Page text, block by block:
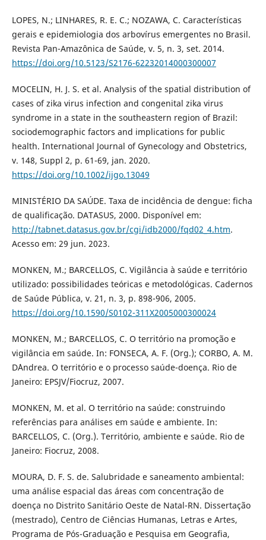
LOPES, N.; LINHARES, R. E. C.; NOZAWA, C. Características
gerais e epidemiologia dos arbovírus emergentes no Brasil.
Revista Pan-Amazônica de Saúde, v. 5, n. 3, set. 2014.
https://doi.org/10.5123/S2176-62232014000300007
MOCELIN, H. J. S. et al. Analysis of the spatial distribution of
cases of zika virus infection and congenital zika virus
syndrome in a state in the southeastern region of Brazil:
sociodemographic factors and implications for public
health. International Journal of Gynecology and Obstetrics,
v. 148, Suppl 2, p. 61-69, jan. 2020.
https://doi.org/10.1002/ijgo.13049
MINISTÉRIO DA SAÚDE. Taxa de incidência de dengue: ficha
de qualificação. DATASUS, 2000. Disponível em:
http://tabnet.datasus.gov.br/cgi/idb2000/fqd02_4.htm.
Acesso em: 29 jun. 2023.
MONKEN, M.; BARCELLOS, C. Vigilância à saúde e território
utilizado: possibilidades teóricas e metodológicas. Cadernos
de Saúde Pública, v. 21, n. 3, p. 898-906, 2005.
https://doi.org/10.1590/S0102-311X2005000300024
MONKEN, M.; BARCELLOS, C. O território na promoção e
vigilância em saúde. In: FONSECA, A. F. (Org.); CORBO, A. M.
D´Andrea. O território e o processo saúde-doença. Rio de
Janeiro: EPSJV/Fiocruz, 2007.
MONKEN, M. et al. O território na saúde: construindo
referências para análises em saúde e ambiente. In:
BARCELLOS, C. (Org.). Território, ambiente e saúde. Rio de
Janeiro: Fiocruz, 2008.
MOURA, D. F. S. de. Salubridade e saneamento ambiental:
uma análise espacial das áreas com concentração de
doença no Distrito Sanitário Oeste de Natal-RN. Dissertação
(mestrado), Centro de Ciências Humanas, Letras e Artes,
Programa de Pós-Graduação e Pesquisa em Geografia,